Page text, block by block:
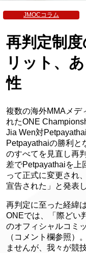
JMOCコラム
再判定制
リット、
性
複数の海外MMAメデ
れたONE
Jia Wen対
Petpayathaiの勝利と
のすべてを見直し再
差でPetpayathaiを上
って正式に変更され
宣告された」と発表
再判定に至った経緯
ONEでは、「際どい
のオフィシャルコミ
（コメント欄参照）
ませんが、我々が競